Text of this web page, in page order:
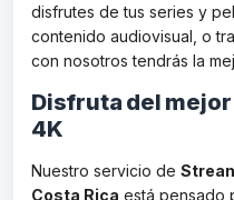
disfrutes de tus series y
contenido audiovisual, o
con nosotros tendrás la
Disfruta del
4K
Nuestro servicio de
Costa Rica está pensado